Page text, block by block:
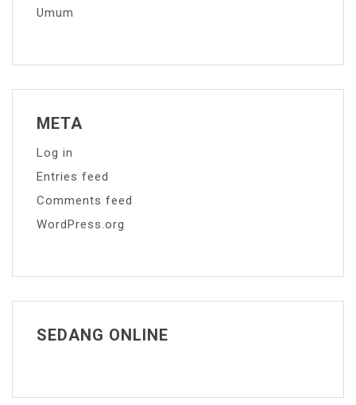
Umum
META
Log in
Entries feed
Comments feed
WordPress.org
SEDANG ONLINE